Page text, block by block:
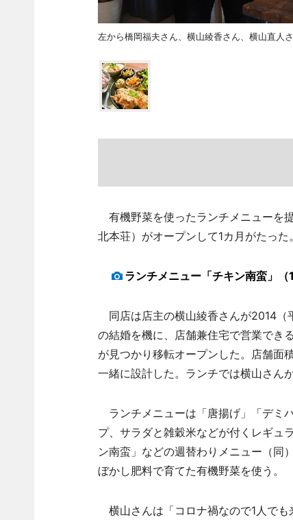
左から橋岡福夫さん、横山綾香さん、横山直人
有機野菜を使ったランチメニューを
北本荘）がオープンして1カ月がたった。
ランチメニュー「チキン南蛮」（
同店は店主の横山綾香さんが2014（
の結婚を機に、店舗兼住宅で営業でき
が見つかり移転オープンした。店舗面
一緒に設計した。ランチでは横山さん
ランチメニューは「唐揚げ」「デミ
プ、サラダと雑穀米などが付くレギュ
ン南蛮」などの週替わりメニュー（同
ぼかし肥料で育てた有機野菜を使う。
横山さんは「コロナ禍なので1人でも